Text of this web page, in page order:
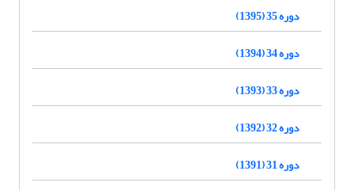
دوره 35 (1395)
دوره 34 (1394)
دوره 33 (1393)
دوره 32 (1392)
دوره 31 (1391)